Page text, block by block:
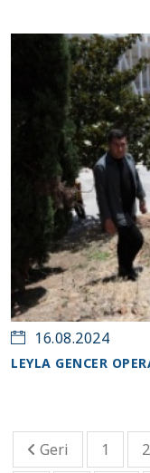
16.08.2024
LEYLA GENCER
Geri 1 2